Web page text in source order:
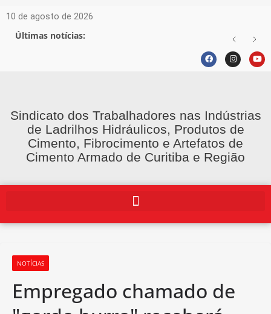
10 de agosto de 2026
Últimas notícias:
Sindicato dos Trabalhadores nas Indústrias
de Ladrilhos Hidráulicos, Produtos de
Cimento, Fibrocimento e Artefatos de
Cimento Armado de Curitiba e Região
NOTÍCIAS
Empregado chamado de